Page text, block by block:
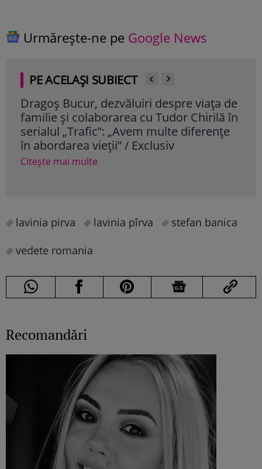
Urmărește-ne pe Google News
PE ACELAȘI SUBIECT
Dragoș Bucur, dezvăluiri despre viața de
familie și colaborarea cu Tudor Chirilă în
serialul „Trafic”: „Avem multe diferențe
în abordarea vieții” / Exclusiv
Citește mai multe
lavinia pirva lavinia pîrva
stefan banica
vedete romania
Recomandări